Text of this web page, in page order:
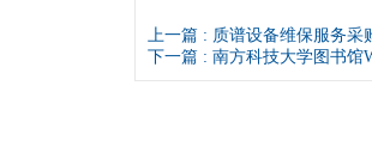
上一篇 : 质谱设备维保服务采
下一篇 : 南方科技大学图书馆